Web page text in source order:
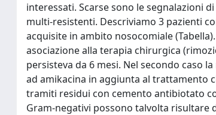
interessati. Scarse sono le segnalazioni
multi-resistenti. Descriviamo 3 pazienti
acquisite in ambito nosocomiale
asociazione alla terapia chirurgica
persisteva da 6 mesi. Nel secondo caso
ad amikacina in aggiunta al trattamento
tramiti residui con cemento antibiotato
Gram-negativi possono talvolta risultare